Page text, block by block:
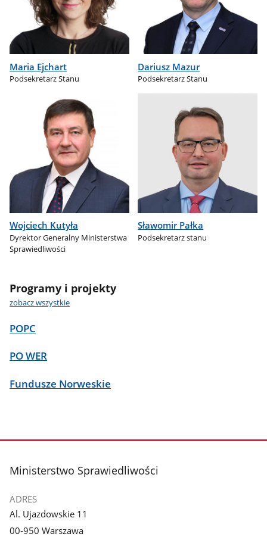
Maria Ejchart
Podsekretarz Stanu
Dariusz Mazur
Podsekretarz Stanu
Wojciech Kutyła
Dyrektor Generalny Ministerstwa
Sprawiedliwości
Sławomir Pałka
Podsekretarz stanu
Programy i projekty
zobacz wszystkie
POPC
PO WER
Fundusze Norweskie
stopka
Ministerstwo Sprawiedliwości
ADRES
Al. Ujazdowskie 11
00-950 Warszawa